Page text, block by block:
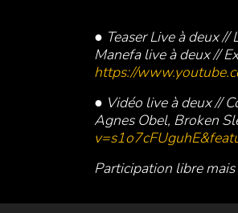
● Teaser Live à deux
Manefa live à deux //
https://
● Vidéo live à deux //
Agnes Obel, Broken
Participation libre mais